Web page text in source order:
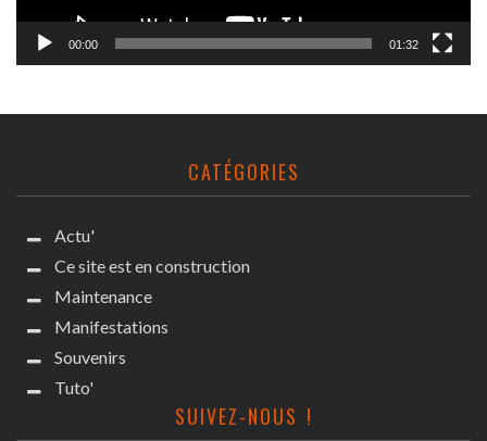
00:00 01:32
CATÉGORIES
Actu'
Ce site est en construction
Maintenance
Manifestations
Souvenirs
Tuto'
SUIVEZ-NOUS !